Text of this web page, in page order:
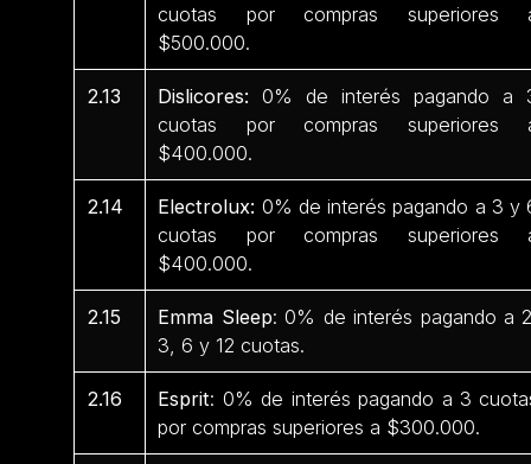
cuotas por compras superiores
$500.000.
2.13 Dislicores: 0% de interés pagando a
cuotas por compras superiores
$400.000.
2.14 Electrolux: 0% de interés pagando a 3 y
cuotas por compras superiores
$400.000.
2.15 Emma Sleep: 0% de interés pagando a
3, 6 y 12 cuotas.
2.16 Esprit: 0% de interés pagando a 3
por compras superiores a $300.000.